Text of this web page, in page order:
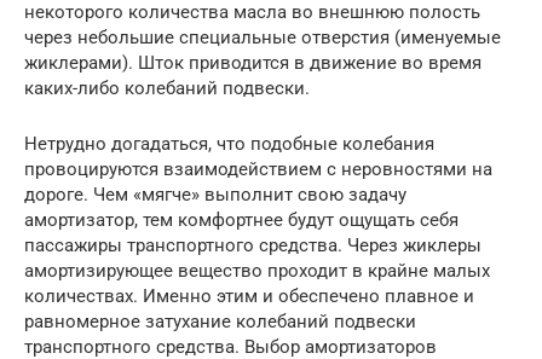
некоторого количества масла во внешнюю полость
через небольшие специальные отверстия (именуемые
жиклерами). Шток приводится в движение во время
каких-либо колебаний подвески.
Нетрудно догадаться, что подобные колебания
провоцируются взаимодействием с неровностями на
дороге. Чем «мягче» выполнит свою задачу
амортизатор, тем комфортнее будут ощущать себя
пассажиры транспортного средства. Через жиклеры
амортизирующее вещество проходит в крайне малых
количествах. Именно этим и обеспечено плавное и
равномерное затухание колебаний подвески
транспортного средства. Выбор амортизаторов